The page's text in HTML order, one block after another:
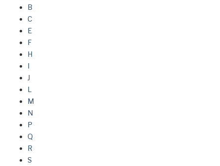
B
C
E
F
H
I
J
L
M
N
P
Q
R
S